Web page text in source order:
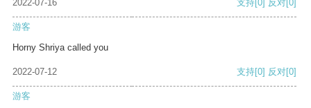
2022-07-16 支持[0] 反对[0]
游客
Horny Shriya called you
2022-07-12 支持[0] 反对[0]
游客